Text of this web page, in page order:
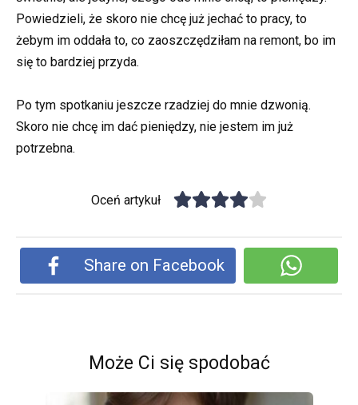
Powiedzieli, że skoro nie chcę już jechać to pracy, to
żebym im oddała to, co zaoszczędziłam na remont, bo im
się to bardziej przyda.
Po tym spotkaniu jeszcze rzadziej do mnie dzwonią.
Skoro nie chcę im dać pieniędzy, nie jestem im już
potrzebna.
Oceń artykuł
Share on Facebook
Może Ci się spodobać